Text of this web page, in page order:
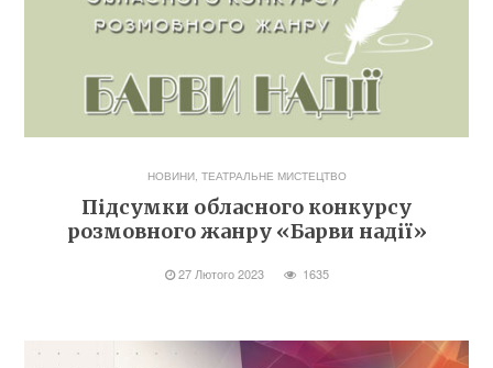
НОВИНИ, ТЕАТРАЛЬНЕ МИСТЕЦТВО
Підсумки обласного конкурсу
розмовного жанру «Барви надії»
27 Лютого 2023 1635